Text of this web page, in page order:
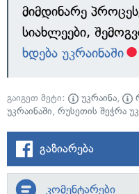
მიმდინარე
სიახლეები,
ხდება უკრაინაში
გაიგეთ მეტი: უკრაინა,
უკრაინაში, რუსეთის შეჭრა
გაზიარება
კომენტარები